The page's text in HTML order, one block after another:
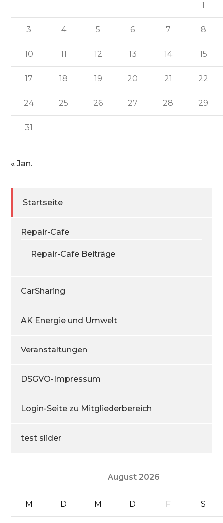
1
3 4 5 6 7 8
10 11 12 13 14 15
17 18 19 20 21 22
24 25 26 27 28 29
31
« Jan.
Startseite
Repair-Cafe
Repair-Cafe Beiträge
CarSharing
AK Energie und Umwelt
Veranstaltungen
DSGVO-Impressum
Login-Seite zu Mitgliederbereich
test slider
August 2026
M D M D F S